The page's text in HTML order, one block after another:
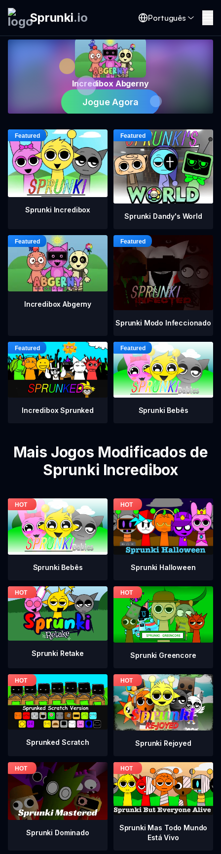
Sprunki.io Português
Incredibox Abgerny
Jogue Agora
Sprunki Incredibox
Sprunki Dandy's World
Incredibox Abgerny
Sprunki Modo Infeccionado
Incredibox Sprunked Sprunki Bebês
Mais Jogos Modificados de
Sprunki Incredibox
Sprunki Bebês Sprunki Halloween
Sprunki Retake Sprunki Greencore
Sprunked Scratch Sprunki Rejoyed
Sprunki Dominado
Sprunki Mas Todo Mundo
Está Vivo